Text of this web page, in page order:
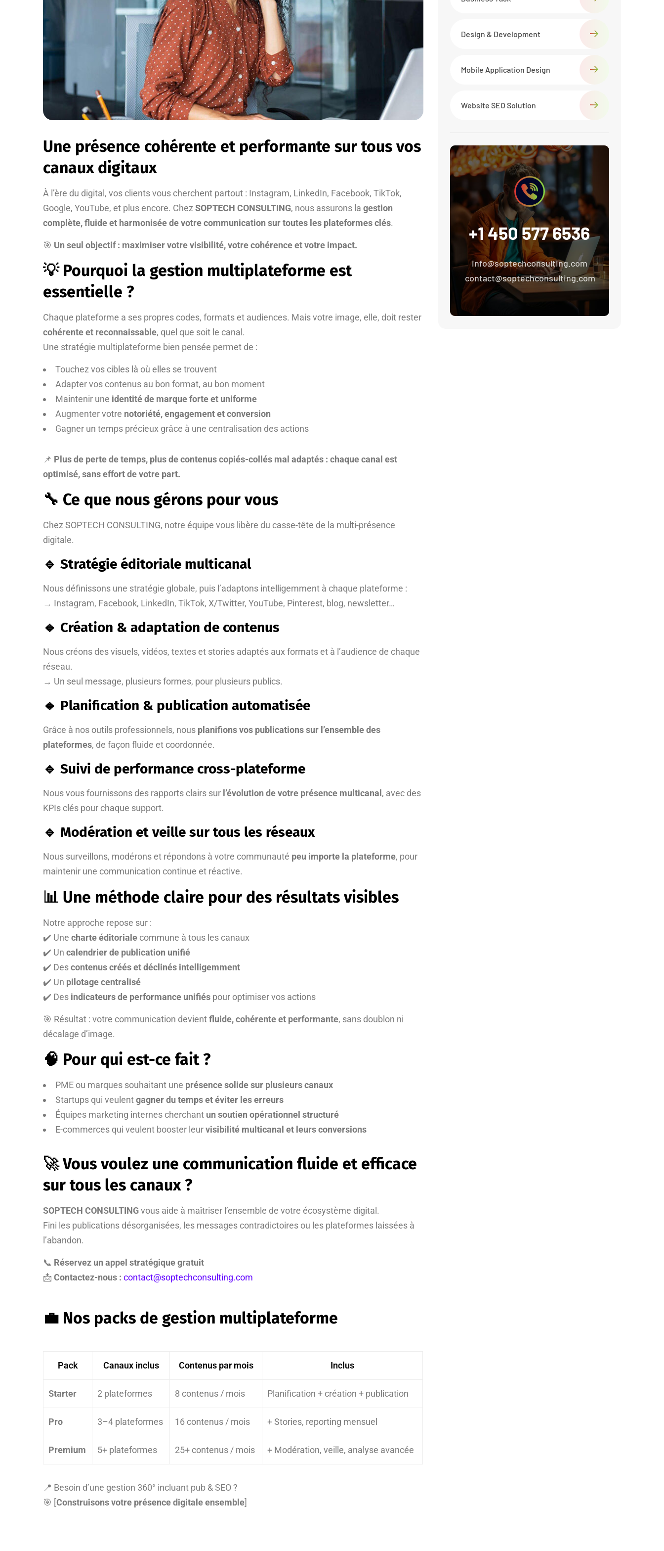
Une présence cohérente et performante sur tous vos
canaux digitaux
À l’ère du digital, vos clients vous cherchent partout : Instagram, LinkedIn, Facebook, TikTok,
Google, YouTube, et plus encore. Chez SOPTECH CONSULTING, nous assurons la gestion
complète, fluide et harmonisée de votre communication sur toutes les plateformes clés.
🎯 Un seul objectif : maximiser votre visibilité, votre cohérence et votre impact.
💡 Pourquoi la gestion multiplateforme est
essentielle ?
Chaque plateforme a ses propres codes, formats et audiences. Mais votre image, elle, doit rester
cohérente et reconnaissable, quel que soit le canal.
Une stratégie multiplateforme bien pensée permet de :
Touchez vos cibles là où elles se trouvent
Adapter vos contenus au bon format, au bon moment
Maintenir une identité de marque forte et uniforme
Augmenter votre notoriété, engagement et conversion
Gagner un temps précieux grâce à une centralisation des actions
📌 Plus de perte de temps, plus de contenus copiés-collés mal adaptés : chaque canal est
optimisé, sans effort de votre part.
🔧 Ce que nous gérons pour vous
Chez SOPTECH CONSULTING, notre équipe vous libère du casse-tête de la multi-présence
digitale.
🔹 Stratégie éditoriale multicanal
Nous définissons une stratégie globale, puis l’adaptons intelligemment à chaque plateforme :
→ Instagram, Facebook, LinkedIn, TikTok, X/Twitter, YouTube, Pinterest, blog, newsletter…
🔹 Création & adaptation de contenus
Nous créons des visuels, vidéos, textes et stories adaptés aux formats et à l’audience de chaque
réseau.
→ Un seul message, plusieurs formes, pour plusieurs publics.
🔹 Planification & publication automatisée
Grâce à nos outils professionnels, nous planifions vos publications sur l’ensemble des
plateformes, de façon fluide et coordonnée.
🔹 Suivi de performance cross-plateforme
Nous vous fournissons des rapports clairs sur l’évolution de votre présence multicanal , avec des
KPIs clés pour chaque support.
🔹 Modération et veille sur tous les réseaux
Nous surveillons, modérons et répondons à votre communauté peu importe la plateforme, pour
maintenir une communication continue et réactive.
📊 Une méthode claire pour des résultats visibles
Notre approche repose sur :
✔️ Une charte éditoriale commune à tous les canaux
✔️ Un calendrier de publication unifié
✔️ Descontenus créés et déclinés intelligemment
✔️ Un pilotage centralisé
✔️ Des indicateurs de performance unifiés pour optimiser vos actions
🎯 Résultat : votre communication devientfluide, cohérente et performante, sans doublon ni
décalage d’image.
🧠 Pour qui est-ce fait ?
PME ou marques souhaitant une présence solide sur plusieurs canaux
Startups qui veulentgagner du temps et éviter les erreurs
Équipes marketing internes cherchant un soutien opérationnel structuré
E-commerces qui veulent booster leurvisibilité multicanal et leurs conversions
🚀 Vous voulez une communication fluide et efficace
sur tous les canaux ?
SOPTECH CONSULTINGvous aide à maîtriser l’ensemble de votre écosystème digital.
Fini les publications désorganisées, les messages contradictoires ou les plateformes laissées à
l’abandon.
📞 Réservez un appel stratégique gratuit
📩 Contactez-nous : contact@soptechconsulting.com
💼 Nos packs de gestion multiplateforme
Pack Canaux inclus Contenus par mois Inclus
Starter 2 plateformes 8 contenus / mois Planification + création + publication
Pro 3–4 plateformes 16 contenus / mois + Stories, reporting mensuel
Premium 5+ plateformes 25+ contenus / mois + Modération, veille, analyse avancée
📍 Besoin d’une gestion 360° incluant pub & SEO ?
🎯 [Construisons votre présence digitale ensemble]
Design & Development
Mobile Application Design
Website SEO Solution
+1 450 577 6536
info@soptechconsulting.com
contact@soptechconsulting.com